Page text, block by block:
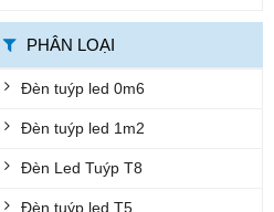
BỘ MÁNG ĐÈN LED
PHÂN LOẠI
Đèn tuýp led 0m6
Đèn tuýp led 1m2
Đèn Led Tuýp T8
Đèn tuýp led T5